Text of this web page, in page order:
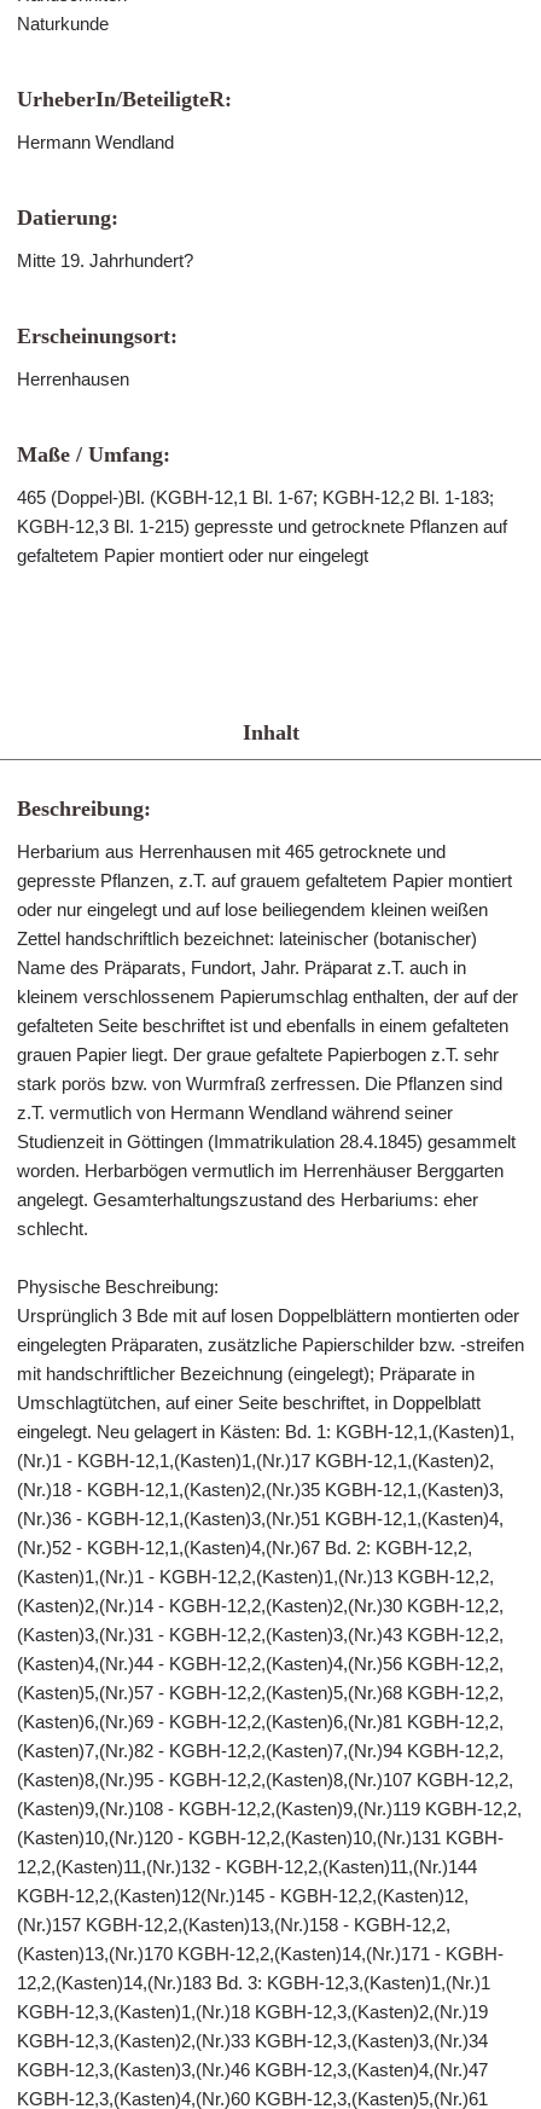
Naturkunde
UrheberIn/BeteiligteR:
Hermann Wendland
Datierung:
Mitte 19. Jahrhundert?
Erscheinungsort:
Herrenhausen
Maße / Umfang:
465 (Doppel-)Bl. (KGBH-12,1 Bl. 1-67; KGBH-12,2 Bl. 1-183;
KGBH-12,3 Bl. 1-215) gepresste und getrocknete Pflanzen auf
gefaltetem Papier montiert oder nur eingelegt
Inhalt
Beschreibung:
Herbarium aus Herrenhausen mit 465 getrocknete und
gepresste Pflanzen, z.T. auf grauem gefaltetem Papier montiert
oder nur eingelegt und auf lose beiliegendem kleinen weißen
Zettel handschriftlich bezeichnet: lateinischer (botanischer)
Name des Präparats, Fundort, Jahr. Präparat z.T. auch in
kleinem verschlossenem Papierumschlag enthalten, der auf der
gefalteten Seite beschriftet ist und ebenfalls in einem gefalteten
grauen Papier liegt. Der graue gefaltete Papierbogen z.T. sehr
stark porös bzw. von Wurmfraß zerfressen. Die Pflanzen sind
z.T. vermutlich von Hermann Wendland während seiner
Studienzeit in Göttingen (Immatrikulation 28.4.1845) gesammelt
worden. Herbarbögen vermutlich im Herrenhäuser Berggarten
angelegt. Gesamterhaltungszustand des Herbariums: eher
schlecht.
Physische Beschreibung:
Ursprünglich 3 Bde mit auf losen Doppelblättern montierten oder
eingelegten Präparaten, zusätzliche Papierschilder bzw. -streifen
mit handschriftlicher Bezeichnung (eingelegt); Präparate in
Umschlagtütchen, auf einer Seite beschriftet, in Doppelblatt
eingelegt. Neu gelagert in Kästen: Bd. 1: KGBH-12,1,(Kasten)1,
(Nr.)1 - KGBH-12,1,(Kasten)1,(Nr.)17 KGBH-12,1,(Kasten)2,
(Nr.)18 - KGBH-12,1,(Kasten)2,(Nr.)35 KGBH-12,1,(Kasten)3,
(Nr.)36 - KGBH-12,1,(Kasten)3,(Nr.)51 KGBH-12,1,(Kasten)4,
(Nr.)52 - KGBH-12,1,(Kasten)4,(Nr.)67 Bd. 2: KGBH-12,2,
(Kasten)1,(Nr.)1 - KGBH-12,2,(Kasten)1,(Nr.)13 KGBH-12,2,
(Kasten)2,(Nr.)14 - KGBH-12,2,(Kasten)2,(Nr.)30 KGBH-12,2,
(Kasten)3,(Nr.)31 - KGBH-12,2,(Kasten)3,(Nr.)43 KGBH-12,2,
(Kasten)4,(Nr.)44 - KGBH-12,2,(Kasten)4,(Nr.)56 KGBH-12,2,
(Kasten)5,(Nr.)57 - KGBH-12,2,(Kasten)5,(Nr.)68 KGBH-12,2,
(Kasten)6,(Nr.)69 - KGBH-12,2,(Kasten)6,(Nr.)81 KGBH-12,2,
(Kasten)7,(Nr.)82 - KGBH-12,2,(Kasten)7,(Nr.)94 KGBH-12,2,
(Kasten)8,(Nr.)95 - KGBH-12,2,(Kasten)8,(Nr.)107 KGBH-12,2,
(Kasten)9,(Nr.)108 - KGBH-12,2,(Kasten)9,(Nr.)119 KGBH-12,2,
(Kasten)10,(Nr.)120 - KGBH-12,2,(Kasten)10,(Nr.)131 KGBH-
12,2,(Kasten)11,(Nr.)132 - KGBH-12,2,(Kasten)11,(Nr.)144
KGBH-12,2,(Kasten)12(Nr.)145 - KGBH-12,2,(Kasten)12,
(Nr.)157 KGBH-12,2,(Kasten)13,(Nr.)158 - KGBH-12,2,
(Kasten)13,(Nr.)170 KGBH-12,2,(Kasten)14,(Nr.)171 - KGBH-
12,2,(Kasten)14,(Nr.)183 Bd. 3: KGBH-12,3,(Kasten)1,(Nr.)1
KGBH-12,3,(Kasten)1,(Nr.)18 KGBH-12,3,(Kasten)2,(Nr.)19
KGBH-12,3,(Kasten)2,(Nr.)33 KGBH-12,3,(Kasten)3,(Nr.)34
KGBH-12,3,(Kasten)3,(Nr.)46 KGBH-12,3,(Kasten)4,(Nr.)47
KGBH-12,3,(Kasten)4,(Nr.)60 KGBH-12,3,(Kasten)5,(Nr.)61